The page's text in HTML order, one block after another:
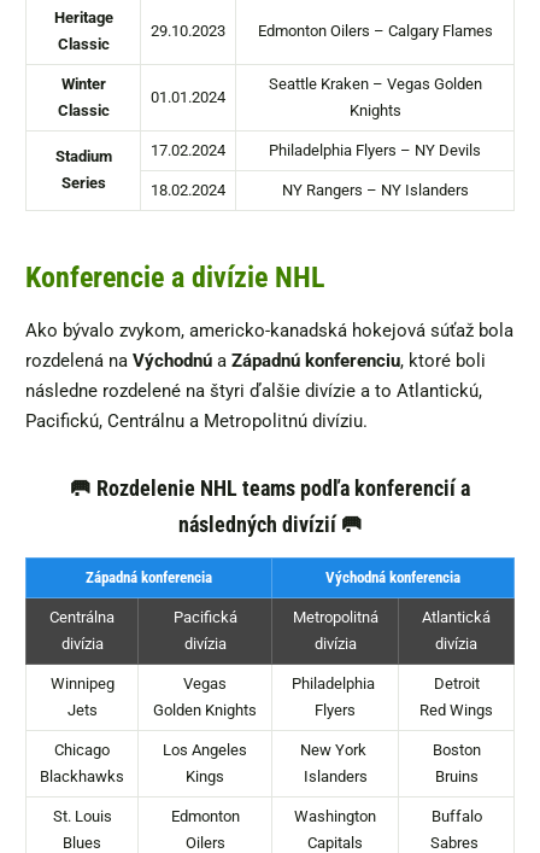
Heritage
Classic
29.10.2023 Edmonton Oilers – Calgary Flames
Winter
Classic
01.01.2024
Seattle Kraken – Vegas Golden
Knights
Stadium
Series
17.02.2024 Philadelphia Flyers – NY Devils
18.02.2024 NY Rangers – NY Islanders
Konferencie a divízie NHL
Ako bývalo zvykom, americko-kanadská hokejová súťaž bola
rozdelená na Východnú a Západnú konferenciu, ktoré boli
následne rozdelené na štyri ďalšie divízie a to Atlantickú,
Pacifickú, Centrálnu a Metropolitnú divíziu.
🥅 Rozdelenie NHL teams podľa konferencií a
následných divízií 🥅
Západná konferencia Východná konferencia
Centrálna
divízia
Pacifická
divízia
Metropolitná
divízia
Atlantická
divízia
Winnipeg
Jets
Vegas
Golden Knights
Philadelphia
Flyers
Detroit
Red Wings
Chicago
Blackhawks
Los Angeles
Kings
New York
Islanders
Boston
Bruins
St. Louis
Blues
Edmonton
Oilers
Washington
Capitals
Buffalo
Sabres